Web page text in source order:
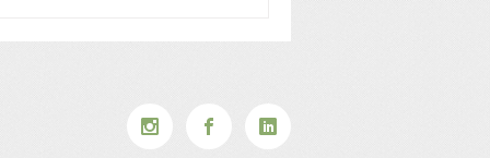
dat is slechts het begin.